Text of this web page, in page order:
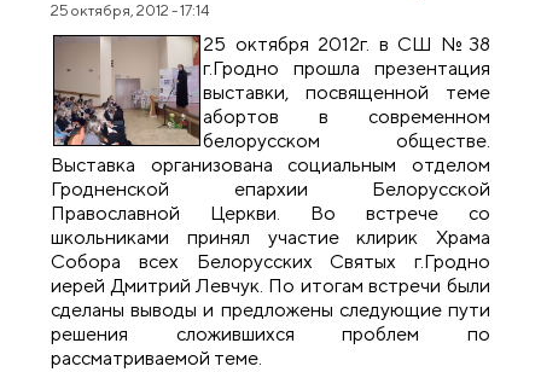
25 октября, 2012 - 17:14
25 октября 2012г. в СШ №38
г.Гродно прошла презентация
выставки, посвященной теме
абортов в современном
белорусском обществе.
Выставка организована социальным отделом
Гродненской епархии Белорусской
Православной Церкви. Во встрече со
школьниками принял участие клирик Храма
Собора всех Белорусских Святых г.Гродно
иерей Дмитрий Левчук. По итогам встречи были
сделаны выводы и предложены следующие пути
решения сложившихся проблем по
рассматриваемой теме.